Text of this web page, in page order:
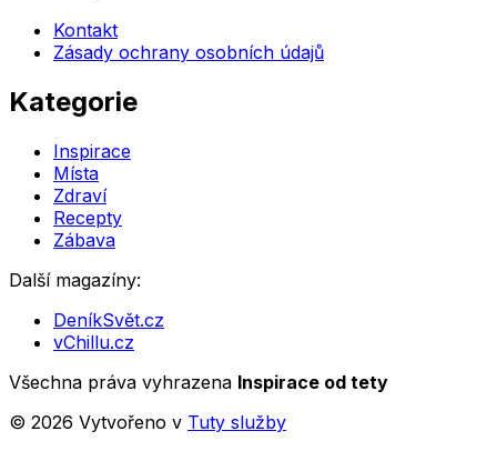
Kontakt
Zásady ochrany osobních údajů
Kategorie
Inspirace
Místa
Zdraví
Recepty
Zábava
Další magazíny:
DeníkSvět.cz
vChillu.cz
Všechna práva vyhrazena Inspirace od tety
© 2026 Vytvořeno v Tuty služby